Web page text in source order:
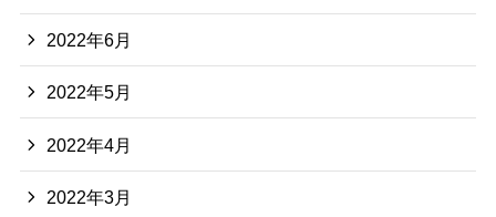
2022年6月
2022年5月
2022年4月
2022年3月